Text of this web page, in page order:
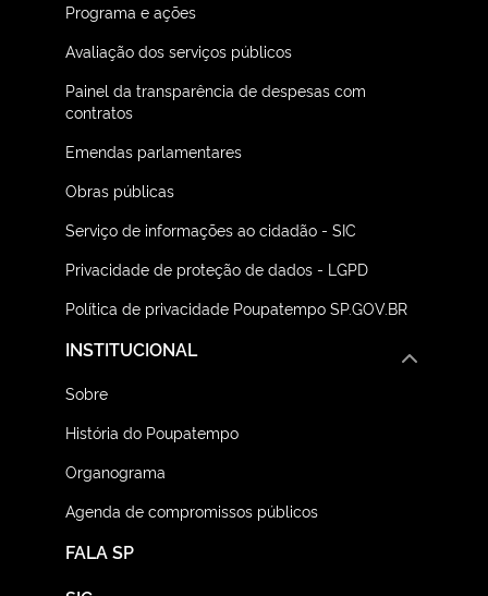
Programa e ações
Avaliação dos serviços públicos
Painel da transparência de despesas com
contratos
Emendas parlamentares
Obras públicas
Serviço de informações ao cidadão - SIC
Privacidade de proteção de dados - LGPD
Política de privacidade Poupatempo SP.GOV.BR
FALA SP
INSTITUCIONAL
Sobre
História do Poupatempo
Organograma
Agenda de compromissos públicos